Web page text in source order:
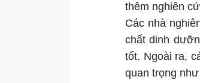
thêm nghiên
Các nhà
chất dinh
tốt. Ngoài ra,
quan trọng